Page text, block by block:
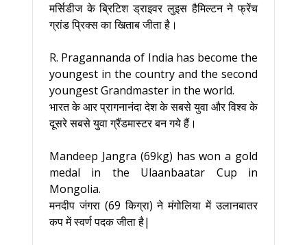
मर्सिडीज के ब्रिटिश ड्राइवर लुइस हैमिल्टन ने फ्रेंच
ग्रांड प्रिक्स का खिताब जीता है।
R. Pragannanda of India has become the
youngest in the country and the second
youngest Grandmaster in the world.
भारत के आर प्रागनानंदा देश के सबसे युवा और विश्व के
दूसरे सबसे युवा ग्रैंडमास्टर बन गये हैं।
Mandeep Jangra (69kg) has won a gold
medal in the Ulaanbaatar Cup in
Mongolia.
मनदीप जंगरा (69 किग्रा) ने मंगोलिया में उलानबातर
कप में स्वर्ण पदक जीता है|